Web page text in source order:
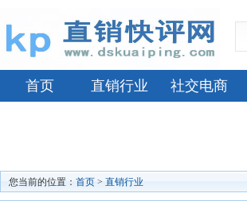
首页 直销行业 社交电商
您当前的位置： 首页 > 直销行业